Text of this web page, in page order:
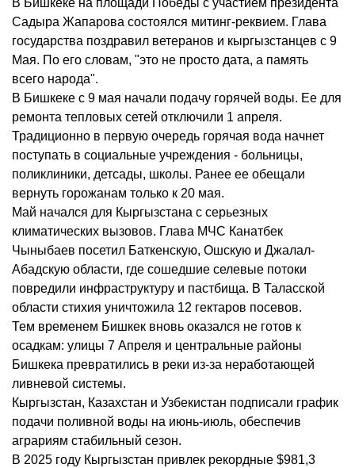
В Бишкеке на площади Победы с участием президента
Садыра Жапарова состоялся митинг-реквием. Глава
государства поздравил ветеранов и кыргызстанцев с 9
Мая. По его словам, "это не просто дата, а память
всего народа".
В Бишкеке с 9 мая начали подачу горячей воды. Ее для
ремонта тепловых сетей отключили 1 апреля.
Традиционно в первую очередь горячая вода начнет
поступать в социальные учреждения - больницы,
поликлиники, детсады, школы. Ранее ее обещали
вернуть горожанам только к 20 мая.
Май начался для Кыргызстана с серьезных
климатических вызовов. Глава МЧС Канатбек
Чыныбаев посетил Баткенскую, Ошскую и Джалал-
Абадскую области, где сошедшие селевые потоки
повредили инфраструктуру и пастбища. В Таласской
области стихия уничтожила 12 гектаров посевов.
Тем временем Бишкек вновь оказался не готов к
осадкам: улицы 7 Апреля и центральные районы
Бишкека превратились в реки из-за неработающей
ливневой системы.
Кыргызстан, Казахстан и Узбекистан подписали график
подачи поливной воды на июнь-июль, обеспечив
аграриям стабильный сезон.
В 2025 году Кыргызстан привлек рекордные $981,3